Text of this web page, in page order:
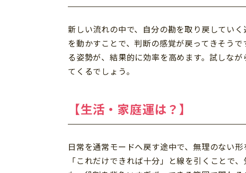
新しい流れの中で、自分の勘を取り戻してい
を動かすことで、判断の感覚が戻ってきそう
る姿勢が、結果的に効率を高めます。試しな
てくるでしょう。
【生活・家庭運は？】
日常を通常モードへ戻す途中で、無理のない
「これだけできれば十分」と線を引くことで